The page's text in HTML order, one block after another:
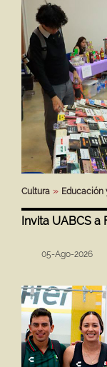
Cultura Educación
Invita UABCS a
05-Ago-2026